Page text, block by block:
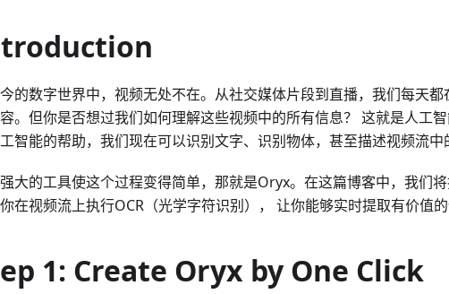
的数字世界中，视频无处不在。从社交媒体片段到直播，我们每天都
。但你是否想过我们如何理解这些视频中的所有信息？ 这就是人工
智能的帮助，我们现在可以识别文字、识别物体，甚至描述视频流中
大的工具使这个过程变得简单，那就是Oryx。在这篇博客中，我们
在视频流上执行OCR（光学字符识别）， 让你能够实时提取有价值的
1: Create Oryx by One Click